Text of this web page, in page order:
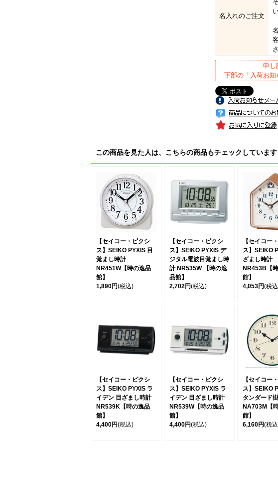
名入れのご注文
申し
下部の「入荷お知
この商品を見た人は、こちらの商品もチェックしています
【セイコー・ピクシ
ス】SEIKO PYXIS 目
覚まし時計
NR451W【時の逸品
館】
1,890円(税込)
【セイコー・ピクシ
ス】SEIKO PYXIS デ
ジタル電波目覚まし時
計 NR535W 【時の逸
品館】
2,702円(税込)
【セイコー
ス】SEIKO
ざまし時計
NR453B【
館】
4,053円(税
【セイコー・ピクシ
ス】SEIKO PYXIS ラ
イデン 目ざまし時計
NR539K【時の逸品
館】
4,400円(税込)
【セイコー・ピクシ
ス】SEIKO PYXIS ラ
イデン 目ざまし時計
NR539W【時の逸品
館】
4,400円(税込)
【セイコー
ス】SEIKO
タンダード
NA703M【
館】
6,160円(税